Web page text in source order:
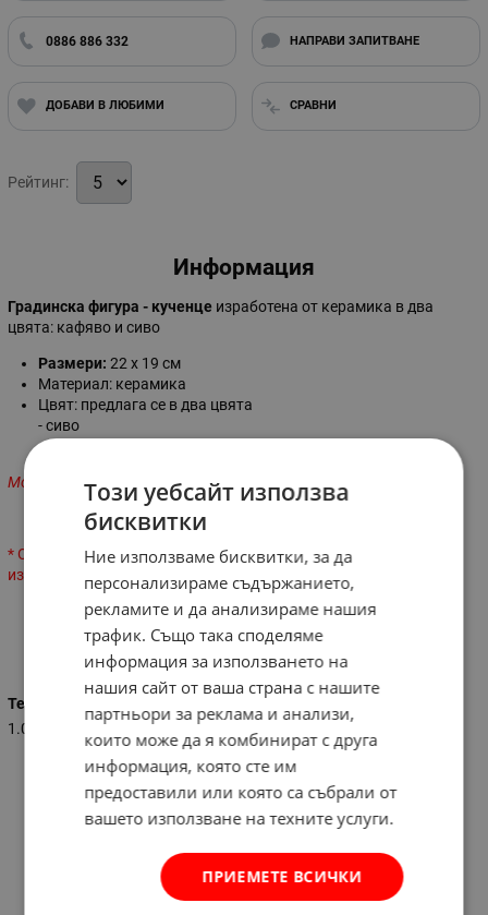
0886 886 332 НАПРАВИ ЗАПИТВАНЕ
ДОБАВИ В ЛЮБИМИ СРАВНИ
Рейтинг:
Информация
Градинска фигура - кученце изработена от керамика в два
цвята: кафяво и сиво
Размери: 22 х 19 см
Материал: керамика
Цвят: предлага се в два цвята
- сиво
- кафяво
Моля уточнете цвета, който сте избрали при поръчка!
* Оцветяването на продукта може да врира от показаното на
изображението, в зависимост от производителя!
Характеристики
Тегло (кг.)
1.000
Този уебсайт използва
бисквитки
Ние използваме бисквитки, за да
персонализираме съдържанието,
рекламите и да анализираме нашия
трафик. Също така споделяме
информация за използването на
нашия сайт от ваша страна с нашите
партньори за реклама и анализи,
които може да я комбинират с друга
информация, която сте им
предоставили или която са събрали от
вашето използване на техните услуги.
ПРИЕМЕТЕ ВСИЧКИ